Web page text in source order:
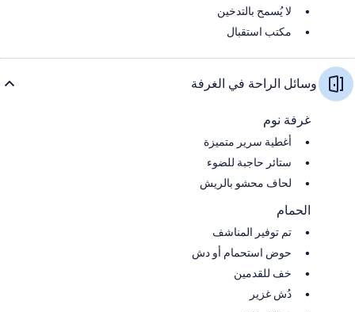
لا يُسمح بالتدخين
مكتب استقبال
وسائل الراحة في الغرفة
غرفة نوم
أغطية سرير متميزة
ستائر حاجبة للضوء
لحاف محشو بالريش
الحمام
تم توفير المناشف
حوض استحمام أو دش
خف للقدمين
دُش غزير